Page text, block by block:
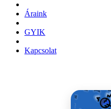
Áraink
GYIK
Kapcsolat